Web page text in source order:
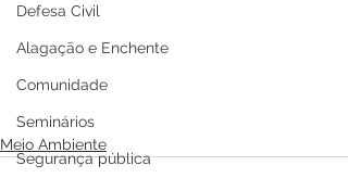
Defesa Civil
Alagação e Enchente
Comunidade
Seminários
Segurança pública
Meio Ambiente